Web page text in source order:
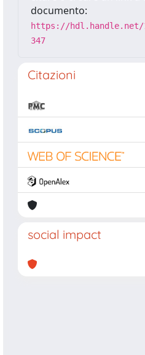
documento:
https://hdl.handle.net/
347
Citazioni
social impact